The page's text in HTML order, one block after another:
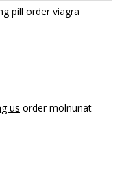
pill order viagra
us order molnunat